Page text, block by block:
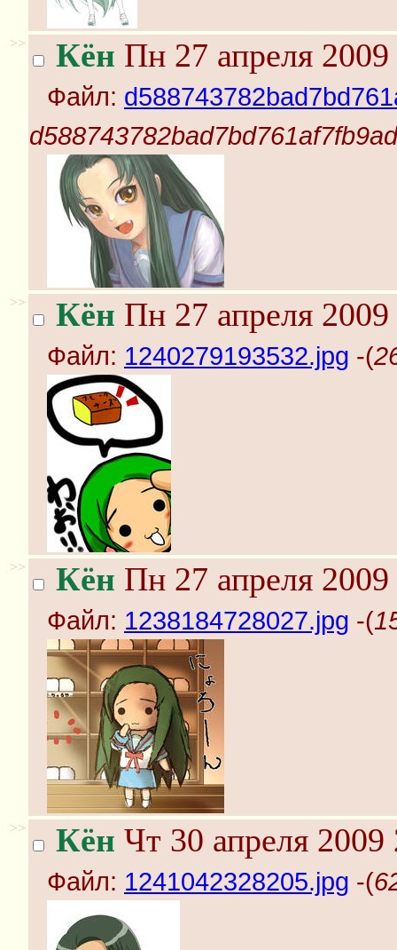
>> Кён Пн 27 апреля
Файл:
>> Кён Пн 27 апреля
Файл: 1240279193532.jpg -(
>> Кён Пн 27 апреля
Файл: 1238184728027.jpg -(
>> Кён Чт 30 апреля 2009
Файл: 1241042328205.jpg -(